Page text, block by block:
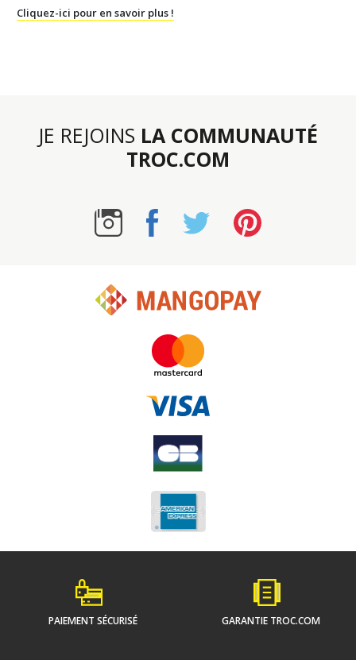
Cliquez-ici pour en savoir plus !
JE REJOINS LA COMMUNAUTÉ
TROC.COM
PAIEMENT SÉCURISÉ GARANTIE TROC.COM